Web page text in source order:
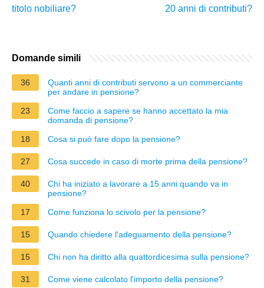
titolo nobiliare?
20 anni di contributi?
Domande simili
36
Quanti anni di contributi servono a un commerciante
per andare in pensione?
23
Come faccio a sapere se hanno accettato la mia
domanda di pensione?
18
Cosa si può fare dopo la pensione?
27 Cosa succede in caso di morte prima della pensione?
40
Chi ha iniziato a lavorare a 15 anni quando va in
pensione?
17
Come funziona lo scivolo per la pensione?
15 Quando chiedere l'adeguamento della pensione?
15 Chi non ha diritto alla quattordicesima sulla pensione?
31 Come viene calcolato l'importo della pensione?